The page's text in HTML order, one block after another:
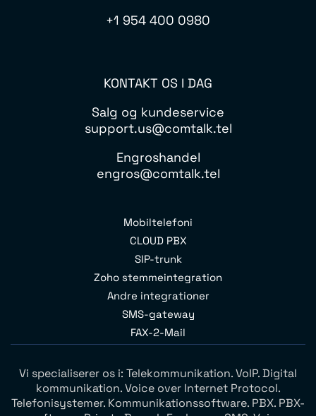
+1 954 400 0980
KONTAKT OS I DAG
Salg og kundeservice
support.us@comtalk.tel
Engroshandel
engros@comtalk.tel
Mobiltelefoni
CLOUD PBX
SIP-trunk
Zoho stemmeintegration
Andre integrationer
SMS-gateway
FAX-2-Mail
Vi specialiserer os i: Telekommunikation. VoIP. Digital
kommunikation. Voice over Internet Protocol.
Telefonisystemer. Kommunikationssoftware. PBX. PBX-